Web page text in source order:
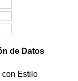
de Datos
con Estilo